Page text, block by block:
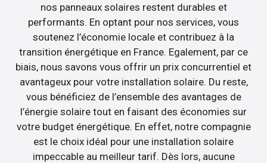
nos panneaux solaires restent durables et
performants. En optant pour nos services, vous
soutenez l’économie locale et contribuez à la
transition énergétique en France. Egalement, par ce
biais, nous savons vous offrir un prix concurrentiel et
avantageux pour votre installation solaire. Du reste,
vous bénéficiez de l’ensemble des avantages de
l’énergie solaire tout en faisant des économies sur
votre budget énergétique. En effet, notre compagnie
est le choix idéal pour une installation solaire
impeccable au meilleur tarif. Dès lors, aucune